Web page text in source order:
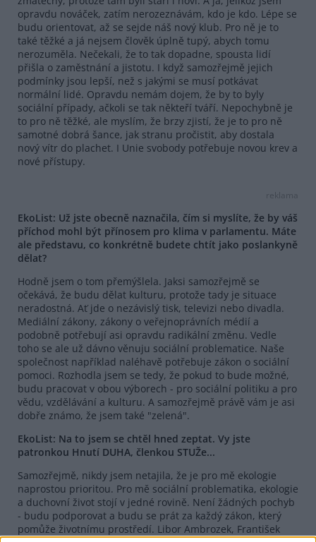
opravdu nováček, zatím nerozeznávám, kdo je kdo. Lépe se
budu orientovat, až se sejde náš nový klub. Pro ně je to
také těžké a já nejsem člověk úplně tupý, abych tomu
nerozuměla. Nečekali, že to tak dopadne, spousta lidí
přišla o zaměstnání a jistotu. I když samozřejmě jejich
podmínky jsou lepší, než s jakými se musí potkávat
normální lidé. Opravdu nemám dojem, že by to byly
sociální případy, ačkoli se tak někteří tváří. Nepochybně je
to pro ně těžké, ale myslím, že brzy zjistí, že je to pro ně
samotné dobrá šance, jak stranu pročistit, aby dostala
nový vítr do plachet. I Unie svobody potřebuje novou krev a
nové přístupy.
reklama
EkoList: Už jste obecně naznačila, čím si myslíte, že by váš
příchod mohl být přínosem pro klima v parlamentu. Máte
ale představu, co konkrétně budete chtít jako poslankyně
dělat?
Hodně jsem o tom přemýšlela. Jaksi samozřejmě se
očekává, že budu dělat kulturu, protože tady je situace
neradostná. Ať jde o nezávislý tisk, televizi nebo divadla.
Mediální zákony, zákony o veřejnoprávních médií a
podobně potřebují asi opravdu radikální změnu. Vedle
toho se ale už dávno věnuju sociální problematice. Naše
společnost například naléhavě potřebuje zákon o sociální
pomoci. Rozhodla jsem se tedy, že pokud to bude možné,
budu pracovat v obou výborech - pro sociální politiku a pro
vědu, vzdělávání a kulturu. A samozřejmě právě vám je asi
dobře známo, že jsem také "zelená".
EkoList: Na to jsem se chtěl hned zeptat. Vy jste
patronkou Hnutí DUHA, členkou STUŽe...
Samozřejmě, nikdy jsem netajila, že je pro mě ekologie
naprostou prioritou. Pro mě sociální problematika, ekologie
a duchovní život stojí v jedné rovině. Není žádných pochyb
- budu podporovat a budu se prát za každý zákon, který
pomůže životnímu prostředí. Libor Ambrozek, František